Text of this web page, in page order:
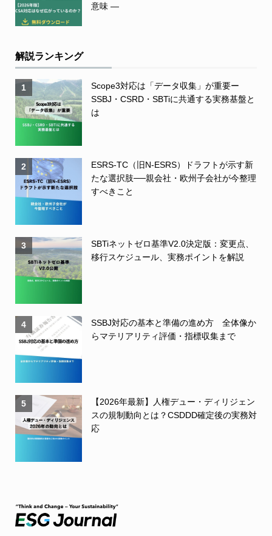
意味 ―
解説ランキング
1
Scope3対応は「データ収集」が重要ー
SSBJ・CSRD・SBTiに共通する実務基盤と
は
2
ESRS-TC（旧N-ESRS）ドラフトが示す新
たな選択肢──親会社・欧州子会社が今整理
すべきこと
3
SBTiネットゼロ基準V2.0決定版：変更点、
移行スケジュール、実務ポイントを解説
4
SSBJ対応の基本と準備の進め方 全体像か
らマテリアリティ評価・指標収集まで
5
【2026年最新】人権デュー・ディリジェン
スの規制動向とは？CSDDD確定後の実務対
応